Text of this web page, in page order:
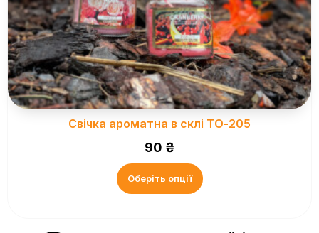
Свічка ароматна в склі ТО-205
90 ₴
Оберіть опції